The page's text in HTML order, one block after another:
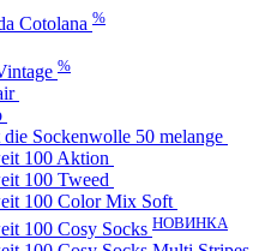
Cotolana %
%
Sockenwolle 50 melange
100 Aktion
100 Tweed
100 Color Mix Soft
100 Cosy Socks НОВИНКА